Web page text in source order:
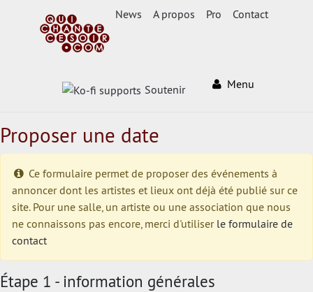
News A propos Pro Contact
Soutenir Menu
Proposer une date
Ce formulaire permet de proposer des événements à
annoncer dont les artistes et lieux ont déjà été publié sur ce
site. Pour une salle, un artiste ou une association que nous
ne connaissons pas encore, merci d'utiliser le formulaire de
contact
Étape 1 - information générales